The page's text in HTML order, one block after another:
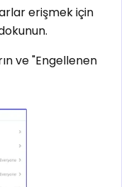
erişmek için
ve "Engellenen